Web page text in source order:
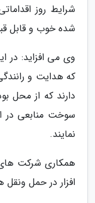
شرایط روز
شده خوب و قابل
وی می افزاید: در
که هدایت و
دارند که از محل
سوخت منابعی در
نمایند.
همکاری شرکت
افزار در حمل ونقل